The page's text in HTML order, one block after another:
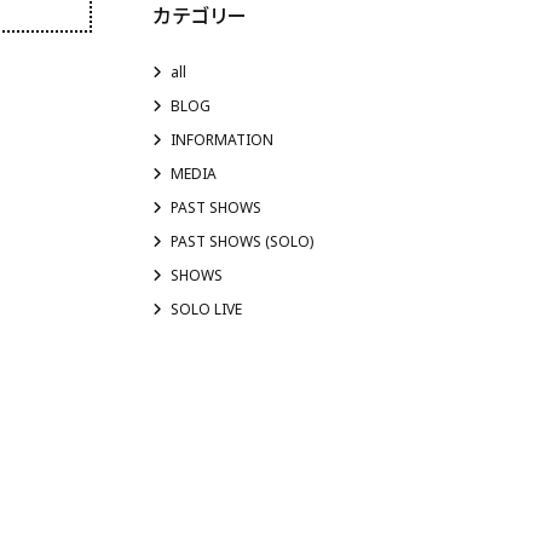
カテゴリー
all
BLOG
INFORMATION
MEDIA
PAST SHOWS
PAST SHOWS (SOLO)
SHOWS
SOLO LIVE